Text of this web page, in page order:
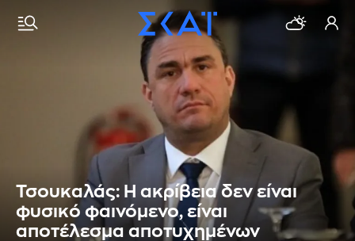
Τσουκαλάς: Η ακρίβεια δεν είναι
φυσικό φαινόμενο, είναι
αποτέλεσμα αποτυχημένων